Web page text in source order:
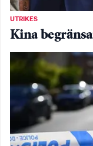
UTRIKES
Kina